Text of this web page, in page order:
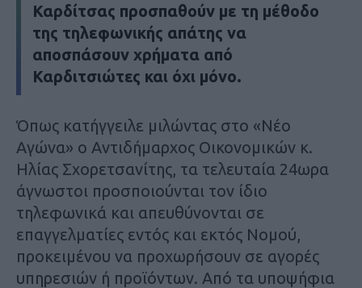
Καρδίτσας προσπαθούν με τη μέθοδο
της τηλεφωνικής απάτης να
αποσπάσουν χρήματα από
Καρδιτσιώτες και όχι μόνο.
Όπως κατήγγειλε μιλώντας στο «Νέο
Αγώνα» ο Αντιδήμαρχος Οικονομικών κ.
Ηλίας Σχορετσανίτης, τα τελευταία 24ωρα
άγνωστοι προσποιούνται τον ίδιο
τηλεφωνικά και απευθύνονται σε
επαγγελματίες εντός και εκτός Νομού,
προκειμένου να προχωρήσουν σε αγορές
υπηρεσιών ή προϊόντων. Από τα υποψήφια